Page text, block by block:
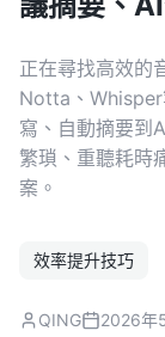
正在尋找高效的
Notta、Whisper
寫、自動摘要到
繁瑣、重聽耗時
案。
效率提升技巧
QING 2026年